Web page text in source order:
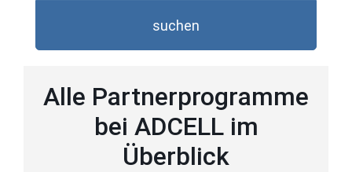
suchen
Alle Partnerprogramme
bei ADCELL im
Überblick